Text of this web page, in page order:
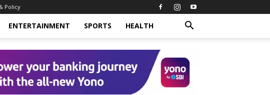
Policy
ENTERTAINMENT SPORTS HEALTH